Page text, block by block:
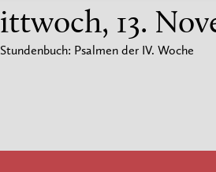
ittwoch, 13.
Stundenbuch: Psalmen der IV. Woche